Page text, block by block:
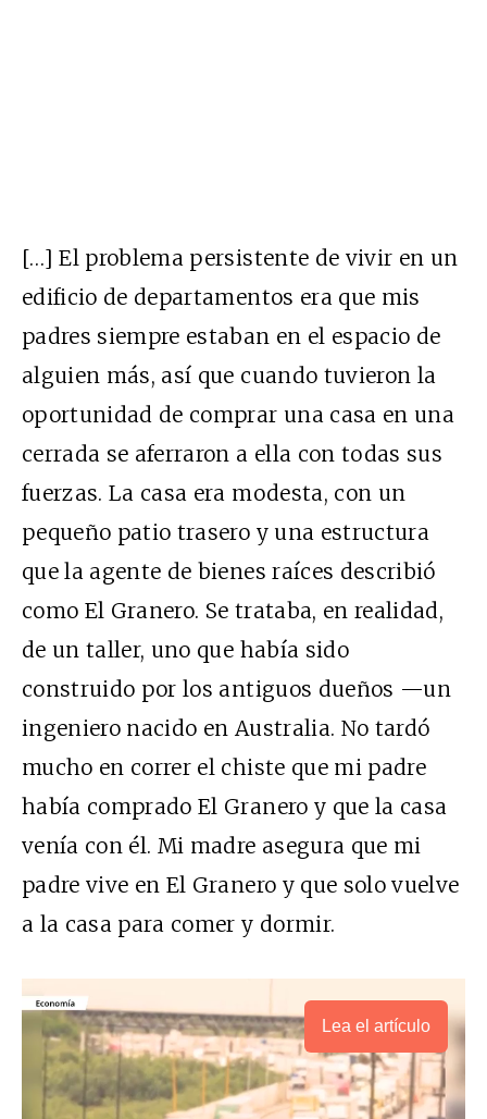
[…] El problema persistente de vivir en un
edificio de departamentos era que mis
padres siempre estaban en el espacio de
alguien más, así que cuando tuvieron la
oportunidad de comprar una casa en una
cerrada se aferraron a ella con todas sus
fuerzas. La casa era modesta, con un
pequeño patio trasero y una estructura
que la agente de bienes raíces describió
como El Granero. Se trataba, en realidad,
de un taller, uno que había sido
construido por los antiguos dueños —un
ingeniero nacido en Australia. No tardó
mucho en correr el chiste que mi padre
había comprado El Granero y que la casa
venía con él. Mi madre asegura que mi
padre vive en El Granero y que solo vuelve
a la casa para comer y dormir.
Lea el artículo